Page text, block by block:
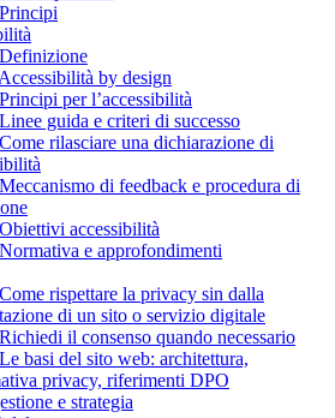
by design
per l’accessibilità
guida e criteri di successo
rilasciare una dichiarazione di
di feedback e procedura di
accessibilità
e approfondimenti
rispettare la privacy sin dalla
di un sito o servizio digitale
il consenso quando necessario
basi del sito web: architettura,
privacy, riferimenti DPO
e strategia